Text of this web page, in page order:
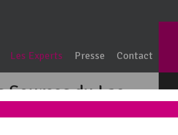
Les Experts Presse Contact
Sources du Lac